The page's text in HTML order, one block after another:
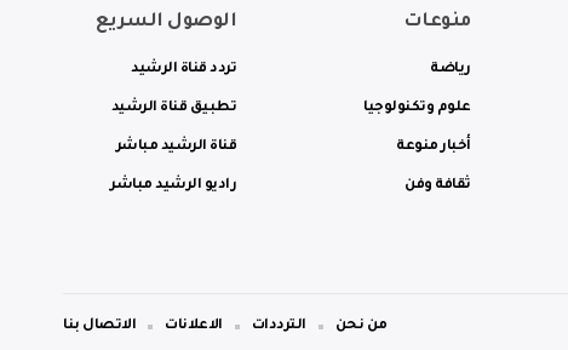
منوعات
رياضة
علوم وتكنولوجيا
أخبار منوعة
ثقافة وفن
الوصول السريع
تردد قناة الرشيد
تطبيق قناة الرشيد
قناة الرشيد مباشر
راديو الرشيد مباشر
من نحن الترددات الاعلانات الاتصال بنا